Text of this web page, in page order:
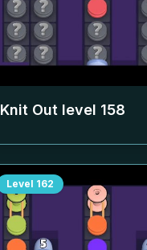
Knit Out level 158
Level 162